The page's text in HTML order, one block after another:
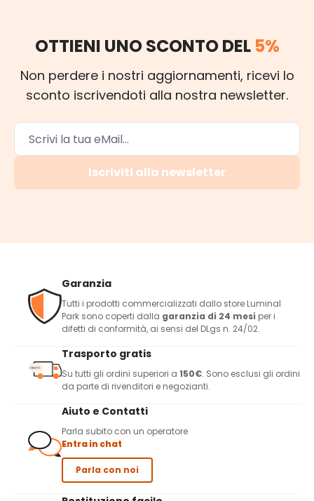
OTTIENI UNO SCONTO DEL 5%
Non perdere i nostri aggiornamenti, ricevi lo
sconto iscrivendoti alla nostra newsletter.
Iscriviti alla newsletter
Garanzia
Tutti i prodotti commercializzati dallo store Luminal
Park sono coperti dalla garanzia di 24 mesi per i
difetti di conformità, ai sensi del DLgs n. 24/02.
Trasporto gratis
Su tutti gli ordini superiori a 150€. Sono esclusi gli ordini
da parte di rivenditori e negozianti.
Aiuto e Contatti
Parla subito con un operatore
Entra in chat
Parla con noi